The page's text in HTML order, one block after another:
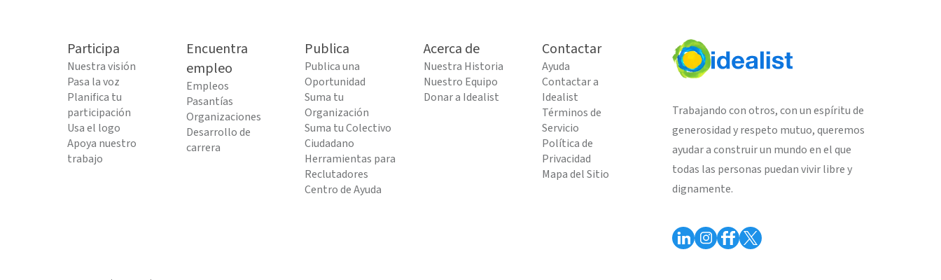
Participa
Nuestra visión
Pasa la voz
Planifica tu
participación
Usa el logo
Apoya nuestro
trabajo
Encuentra
empleo
Empleos
Pasantías
Organizaciones
Desarrollo de
carrera
Publica
Publica una
Oportunidad
Suma tu
Organización
Suma tu Colectivo
Ciudadano
Herramientas para
Reclutadores
Centro de Ayuda
Acerca de
Nuestra Historia
Nuestro Equipo
Donar a Idealist
Contactar
Ayuda
Contactar a
Idealist
Términos de
Servicio
Política de
Privacidad
Mapa del Sitio
Trabajando con otros, con un espíritu de
generosidad y respeto mutuo, queremos
ayudar a construir un mundo en el que
todas las personas puedan vivir libre y
dignamente.